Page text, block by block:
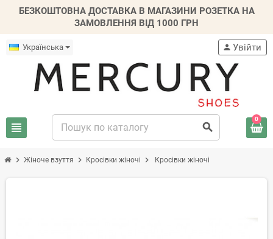
БЕЗКОШТОВНА ДОСТАВКА В МАГАЗИНИ РОЗЕТКА НА
ЗАМОВЛЕННЯ ВІД 1000 ГРН
Українська
view_headline search
person Увійти
0
chevron_right Жіноче взуття chevron_right Кросівки жіночі chevron_right Кросівки жіночі